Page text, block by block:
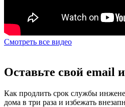
Смотреть все видео
Оставьте свой email
Как продлить срок службы
дома в три раза и избежать